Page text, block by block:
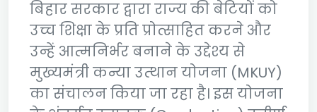
बिहार सरकार द्वारा राज्य की बेटियों को
उच्च शिक्षा के प्रति प्रोत्साहित करने और
उन्हें आत्मनिर्भर बनाने के उद्देश्य से
मुख्यमंत्री कन्या उत्थान योजना (MKUY)
का संचालन किया जा रहा है। इस योजना